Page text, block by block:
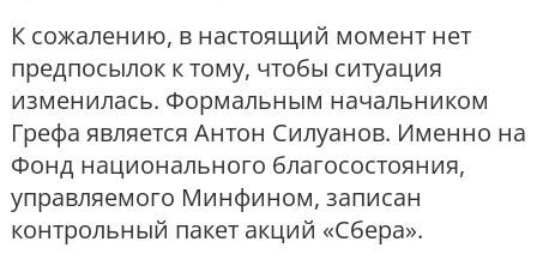
К сожалению, в настоящий момент нет
предпосылок к тому, чтобы ситуация
изменилась. Формальным начальником
Грефа является Антон Силуанов. Именно на
Фонд национального благосостояния,
управляемого Минфином, записан
контрольный пакет акций «Сбера».